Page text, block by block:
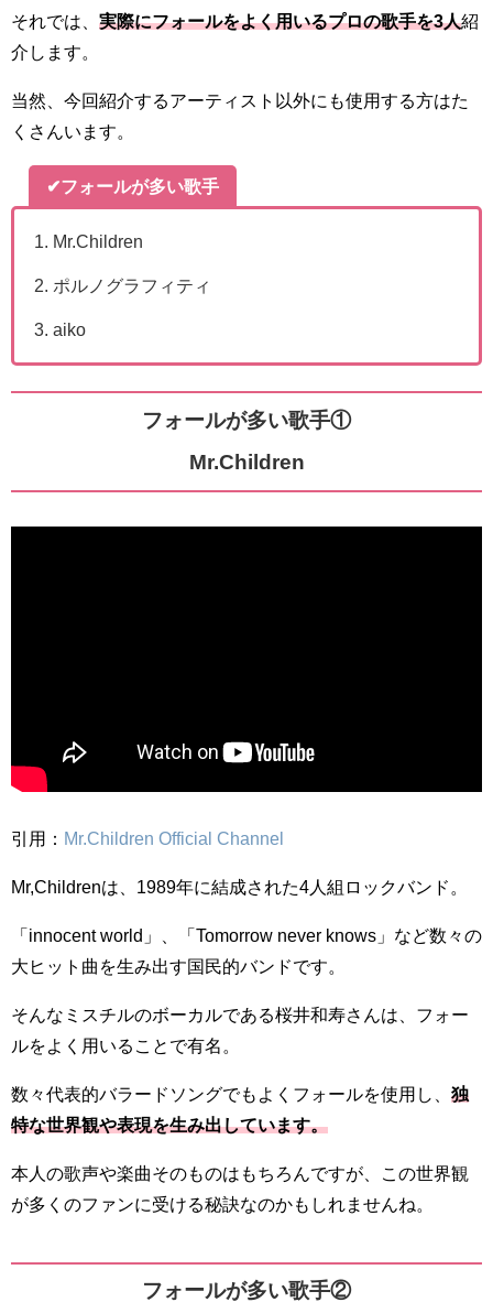
それでは、 実際にフォールをよく用いるプロの歌手を3人紹
介します。
当然、今回紹介するアーティスト以外にも使用する方はた
くさんいます。
✔フォールが多い歌手
Mr.Children
ポルノグラフィティ
aiko
フォールが多い歌手①
Mr.Children
引用： Mr.Children Official Channel
Mr,Childrenは、1989年に結成された4人組ロックバンド。
「innocent world」、「Tomorrow never knows」など数々の
大ヒット曲を生み出す国民的バンドです。
そんなミスチルのボーカルである桜井和寿さんは、フォー
ルをよく用いることで有名。
数々代表的バラードソングでもよくフォールを使用し、 独
特な世界観や表現を生み出しています。
本人の歌声や楽曲そのものはもちろんですが、この世界観
が多くのファンに受ける秘訣なのかもしれませんね。
フォールが多い歌手②